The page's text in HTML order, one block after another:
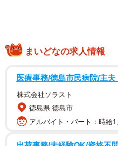
▽バケツと新聞紙で「簡易加
①縦長に丸めた新聞紙をバケツ
②バケツに水を張る。
まいどなの求人情報
医療事務/徳島市民病院/主
株式会社ソラスト
徳島県 徳島市
アルバイト・パート：時給